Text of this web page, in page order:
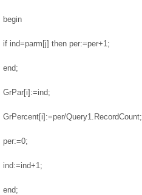
begin
if ind=parm[j] then per:=per+1;
end;
GrPar[i]:=ind;
GrPercent[i]:=per/Query1.RecordCount;
per:=0;
ind:=ind+1;
end;